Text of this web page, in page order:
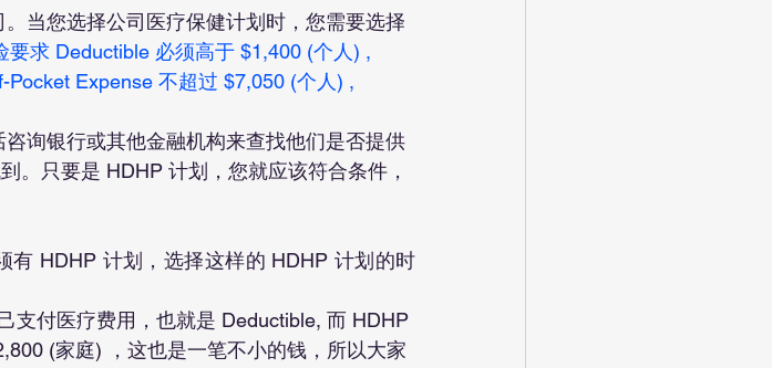
当您选择公司医疗保健计划时，您需要选择
要求 Deductible 必须高于 $1,400 (个人) ,
Expense 不超过 $7,050 (个人) ,
询银行或其他金融机构来查找他们是否提供
。只要是 HDHP 计划，您就应该符合条件，
支付医疗费用，也就是 Deductible, 而 HDHP
(家庭) ，这也是一笔不小的钱，所以大家